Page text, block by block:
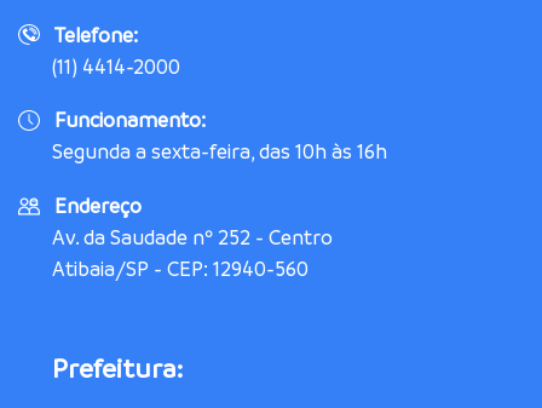
Telefone:
(11) 4414-2000
Funcionamento:
Segunda a sexta-feira, das 10h às 16h
Endereço
Av. da Saudade nº 252 - Centro
Atibaia/SP - CEP: 12940-560
Prefeitura: